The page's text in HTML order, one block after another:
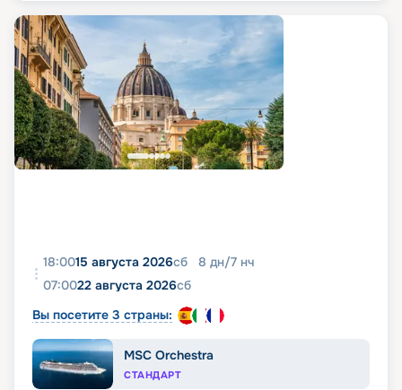
18:0015 августа 2026сб 8 дн/7 нч
07:0022 августа 2026сб
Вы посетите 3 страны:
MSC Orchestra
СТАНДАРТ